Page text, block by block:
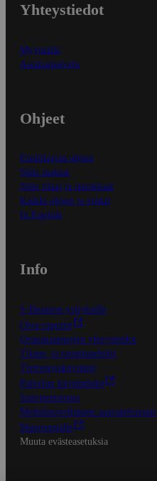
Yhteystiedot
Myymälät
Asiakaspalvelu
Ohjeet
Ensitilaajan ohjeet
Näin maksat
Näin tilaat ja muokkaat
Kaikki ohjeet ja vinkit
In English
Info
S-Business yrityksille
Oiva-raportit
Osuuskauppojen yhteystiedot
Tilaus- ja toimitusehdot
Tietosuojakäytäntö
Palvelun käyttöehdot
Saavutettavuus
Mobiilisovelluksen saavutettavuus
Mainostajalle
Muuta evästeasetuksia